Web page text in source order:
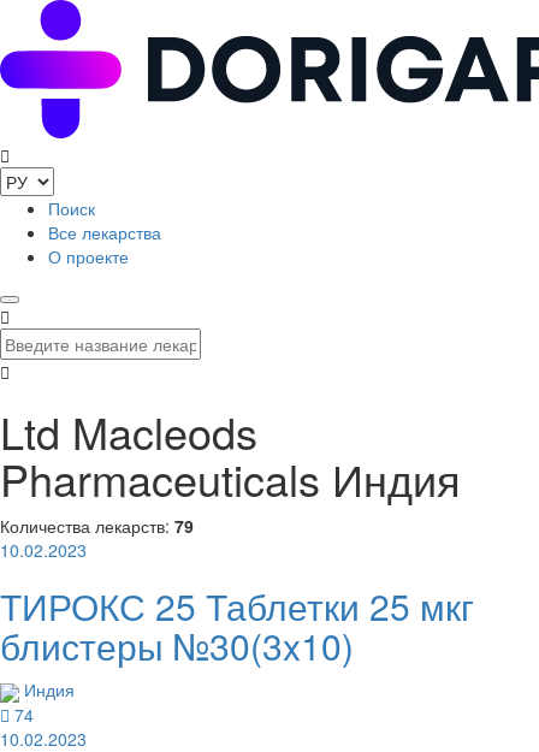
Поиск
Все лекарства
О проекте
Ltd Macleods
Pharmaceuticals Индия
Количества лекарств: 79
10.02.2023
ТИРОКС 25 Таблетки 25 мкг
блистеры №30(3x10)
Индия
74
10.02.2023